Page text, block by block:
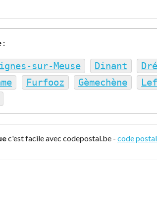
:
sur-Meuse Dinant
Furfooz Gèmechène
c'est facile avec codepostal.be - code